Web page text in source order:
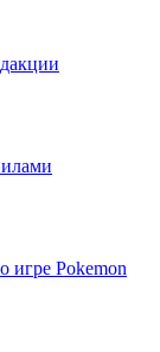
игре Pokemon